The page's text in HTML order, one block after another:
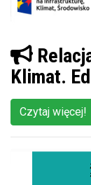
Klimat.
Czytaj więcej!